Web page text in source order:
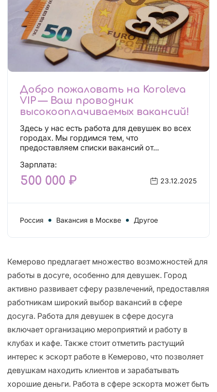
Добро пожаловать на Koroleva
VIP — Ваш проводник
высокооплачиваемых вакансий!
Здесь у нас есть работа для девушек во всех
городах. Мы гордимся тем, что
предоставляем списки вакансий от...
Зарплата:
500 000 ₽ 23.12.2025
Россия Вакансия в Москве Другое
Кемерово предлагает множество возможностей для
работы в досуге, особенно для девушек. Город
активно развивает сферу развлечений, предоставляя
работникам широкий выбор вакансий в сфере
досуга. Работа для девушек в сфере досуга
включает организацию мероприятий и работу в
клубах и кафе. Также стоит отметить растущий
интерес к эскорт работе в Кемерово, что позволяет
девушкам находить клиентов и зарабатывать
хорошие деньги. Работа в сфере эскорта может быть